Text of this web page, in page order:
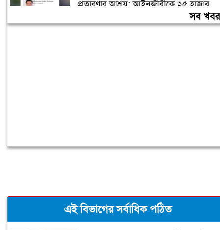
প্রতারণার আশ্রয়: আইনজীবীকে ২৫ হাজার
সব
এই বিভাগের সর্বাধিক পঠিত